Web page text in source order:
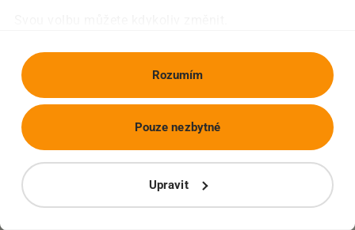
Rozumím
Upravit
Pouze nezbytné